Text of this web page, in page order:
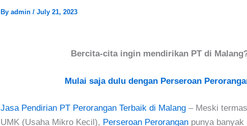
By admin / July 21, 2023
Bercita-cita ingin mendirikan PT di
Mulai saja dulu dengan Perseroan
Jasa Pendirian PT Perorangan Terbaik di Malang– Meski
UMK (Usaha Mikro Kecil), Perseroan Peroranganpunya banyak